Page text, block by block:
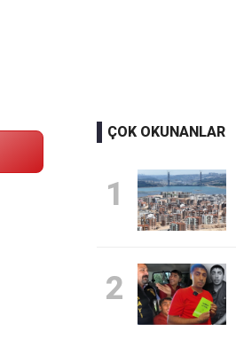
ÇOK OKUNANLAR
1
2